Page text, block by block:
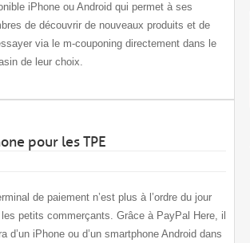
iPhone ou Android qui permet à ses
de découvrir de nouveaux produits et de
via le m-couponing directement dans le
de leur choix.
pour les TPE
de paiement n’est plus à l’ordre du jour
les petits commerçants. Grâce à PayPal Here, il
d’un iPhone ou d’un smartphone Android dans